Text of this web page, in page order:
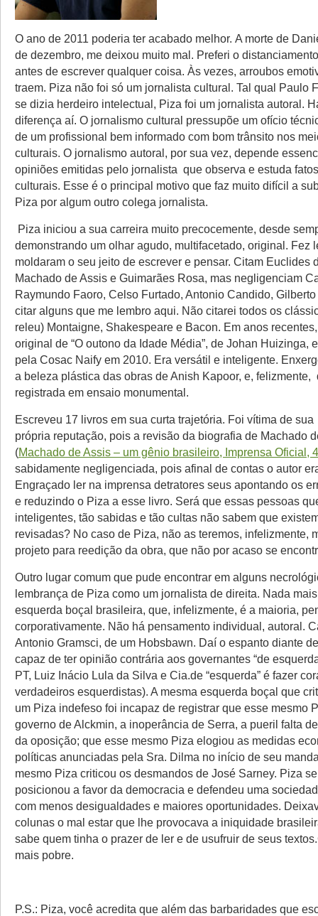
O ano de 2011 poderia ter acabado melhor. A morte de
de dezembro, me deixou muito mal. Preferi o
antes de escrever qualquer coisa. Às vezes, arroubos
traem. Piza não foi só um jornalista cultural. Tal qual Paulo
se dizia herdeiro intelectual, Piza foi um jornalista autoral.
diferença aí. O jornalismo cultural pressupõe um ofício
de um profissional bem informado com bom trânsito nos
culturais. O jornalismo autoral, por sua vez, depende
opiniões emitidas pelo jornalista que observa e estuda
culturais. Esse é o principal motivo que faz muito difícil a
Piza por algum outro colega jornalista.
Piza iniciou a sua carreira muito precocemente, desde
demonstrando um olhar agudo, multifacetado, original. Fez
moldaram o seu jeito de escrever e pensar. Citam Euclides
Machado de Assis e Guimarães Rosa, mas negligenciam
Raymundo Faoro, Celso Furtado, Antonio Candido,
citar alguns que me lembro aqui. Não citarei todos os
releu) Montaigne, Shakespeare e Bacon. Em anos
original de “O outono da Idade Média”, de Johan Huizinga,
pela Cosac Naify em 2010. Era versátil e inteligente.
a beleza plástica das obras de Anish Kapoor, e, felizmente,
registrada em ensaio monumental.
Escreveu 17 livros em sua curta trajetória. Foi vítima de sua
própria reputação, pois a revisão da biografia de Machado
(Machado de Assis – um gênio brasileiro, Imprensa Oficial,
sabidamente negligenciada, pois afinal de contas o autor
Engraçado ler na imprensa detratores seus apontando os
e reduzindo o Piza a esse livro. Será que essas pessoas
inteligentes, tão sabidas e tão cultas não sabem que
revisadas? No caso de Piza, não as teremos, infelizmente,
projeto para reedição da obra, que não por acaso se
Outro lugar comum que pude encontrar em alguns
lembrança de Piza como um jornalista de direita. Nada
esquerda boçal brasileira, que, infelizmente, é a maioria,
corporativamente. Não há pensamento individual, autoral.
Antonio Gramsci, de um Hobsbawn. Daí o espanto diante
capaz de ter opinião contrária aos governantes “de
PT, Luiz Inácio Lula da Silva e Cia.de “esquerda” é fazer
verdadeiros esquerdistas). A mesma esquerda boçal que
um Piza indefeso foi incapaz de registrar que esse mesmo
governo de Alckmin, a inoperância de Serra, a pueril falta
da oposição; que esse mesmo Piza elogiou as medidas
políticas anunciadas pela Sra. Dilma no início de seu
mesmo Piza criticou os desmandos de José Sarney. Piza
posicionou a favor da democracia e defendeu uma
com menos desigualdades e maiores oportunidades.
colunas o mal estar que lhe provocava a iniquidade
sabe quem tinha o prazer de ler e de usufruir de seus
mais pobre.
P.S.: Piza, você acredita que além das barbaridades que